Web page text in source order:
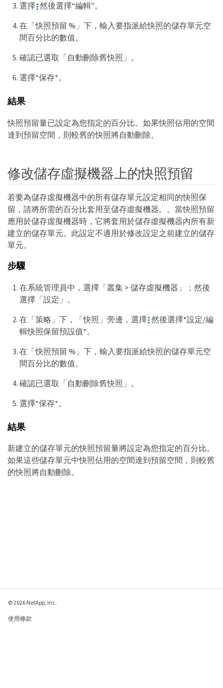
選擇 然後選擇“編輯”。
在「快照預留 %」下，輸入要指派給快照的儲存單元空
間百分比的數值。
確認已選取「自動刪除舊快照」。
選擇*保存*。
結果
快照預留量已設定為您指定的百分比。如果快照佔用的空間
達到預留空間，則較舊的快照將自動刪除。
修改儲存虛擬機器上的快照預留
若要為儲存虛擬機器中的所有儲存單元設定相同的快照保
留，請將所需的百分比套用至儲存虛擬機器。。當快照預留
應用於儲存虛擬機器時，它將套用於儲存虛擬機器內所有新
建立的儲存單元。此設定不適用於修改設定之前建立的儲存
單元。
步驟
在系統管理員中，選擇「叢集 > 儲存虛擬機器」；然後
選擇「設定」。
在「策略」下，「快照」旁邊，選擇 然後選擇*設定/編
輯快照保留預設值*。
在「快照預留 %」下，輸入要指派給快照的儲存單元空
間百分比的數值。
確認已選取「自動刪除舊快照」。
選擇*保存*。
結果
新建立的儲存單元的快照預留量將設定為您指定的百分比。
如果這些儲存單元中快照佔用的空間達到預留空間，則較舊
的快照將自動刪除。
© 2026 NetApp, Inc.
使用條款